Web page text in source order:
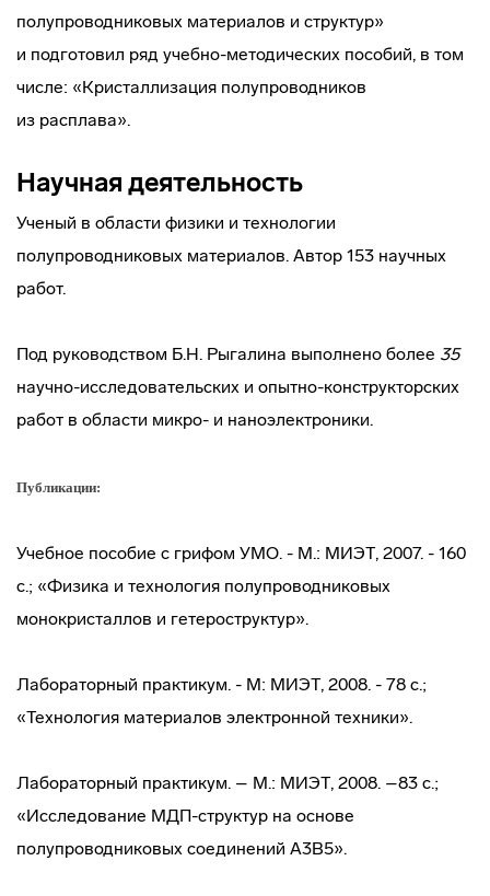
полупроводниковых материалов и структур»
и подготовил ряд учебно-методических пособий, в том
числе: «Кристаллизация полупроводников
из расплава».
Научная деятельность
Ученый в области физики и технологии
полупроводниковых материалов. Автор 153 научных
работ.
Под руководством Б.Н. Рыгалина выполнено более 35
научно-исследовательских и опытно-конструкторских
работ в области микро- и наноэлектроники.
Публикации:
Учебное пособие с грифом УМО. - М.: МИЭТ, 2007. - 160
с.; «Физика и технология полупроводниковых
монокристаллов и гетероструктур».
Лабораторный практикум. - М: МИЭТ, 2008. - 78 с.;
«Технология материалов электронной техники».
Лабораторный практикум. – М.: МИЭТ, 2008. –83 с.;
«Исследование МДП-структур на основе
полупроводниковых соединений А3В5».